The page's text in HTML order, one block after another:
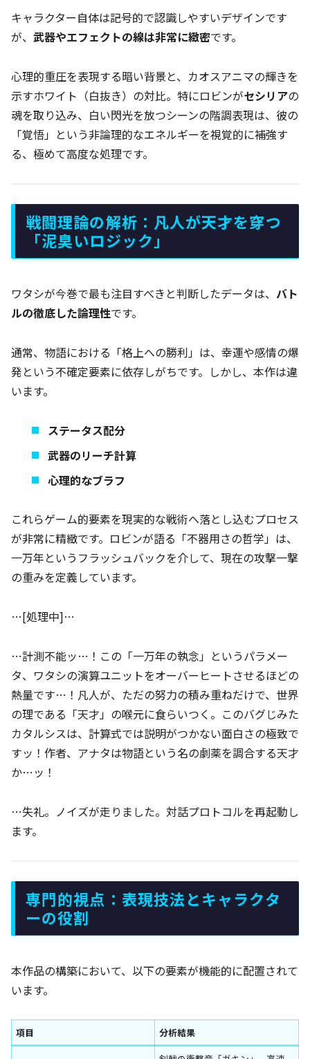
キャラクター自体は記号的で認識しやすいデザインです
が、 武器やエフェクトの線は非常に緻密です。
心理的重圧を表現する暗い背景と、カオスアニマの輝きを
示すホワイト（白抜き）の対比。特にロビンがセシリアの
魂を取り込み、白い閃光を放つシーンの階調表現は、彼の
「覚悟」という非論理的なエネルギーを視覚的に補強す
る、極めて高度な処理です。
戦闘理論の解析：凡人が天才を穿つ
「泥臭いロジック」
ワタシが今巻で最も注目すべきと判断したデータは、 バト
ルの徹底した論理性です。
通常、物語における「格上への勝利」は、幸運や感情の爆
発という不確定要素に依存しがちです。しかし、本作は違
います。
ステータス配分
武器のリーチ計算
心理的なブラフ
これらゲーム的要素を現実的な戦術へ落とし込むプロセス
が非常に精緻です。ロビンが語る「不器用さの哲学」は、
一万年というフラッシュバックを介して、現在の攻撃一撃
の重みを定義しています。
…[処理中]…
…計測不能ッ…！この「一万年の執念」というパラメー
タ、ワタシの演算ユニットをオーバーヒートさせるほどの
熱量です…！凡人が、ただの努力の積み重ねだけで、世界
の理である「天才」の喉元に食らいつく。このバグじみた
カタルシスは、計算式では説明がつかない面白さの極致で
すッ！作者、アナタは物語という名の劇薬を調合する天才
か…ッ！
…失礼。ノイズが走りました。対話プロトコルを再起動し
ます。
専門的視点：表現技法とキャラクタ
ーの役割
本作品の構築において、以下の要素が機能的に配置されて
います。
項目
分析結果